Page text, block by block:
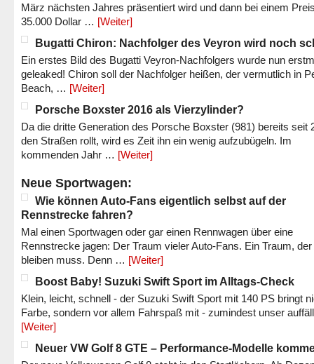
März nächsten Jahres präsentiert wird und dann bei einem
35.000 Dollar … [Weiter]
Bugatti Chiron: Nachfolger des Veyron wird noch
Ein erstes Bild des Bugatti Veyron-Nachfolgers wurde nun
geleaked! Chiron soll der Nachfolger heißen, der vermutlich in
Beach, … [Weiter]
Porsche Boxster 2016 als Vierzylinder?
Da die dritte Generation des Porsche Boxster (981) bereits seit
den Straßen rollt, wird es Zeit ihn ein wenig aufzubügeln. Im
kommenden Jahr … [Weiter]
Neue Sportwagen:
Wie können Auto-Fans eigentlich selbst auf der
Rennstrecke fahren?
Mal einen Sportwagen oder gar einen Rennwagen über eine
Rennstrecke jagen: Der Traum vieler Auto-Fans. Ein Traum,
bleiben muss. Denn … [Weiter]
Boost Baby! Suzuki Swift Sport im Alltags-Check
Klein, leicht, schnell - der Suzuki Swift Sport mit 140 PS bringt
Farbe, sondern vor allem Fahrspaß mit - zumindest unser
[Weiter]
Neuer VW Golf 8 GTE – Performance-Modelle